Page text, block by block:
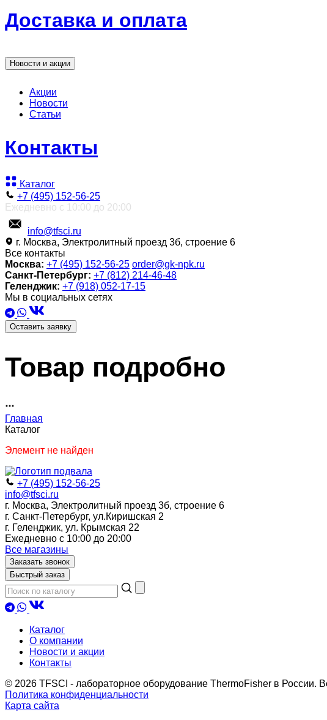
Доставка и оплата
Новости и акции
Акции
Новости
Статьи
Контакты
Каталог
+7 (495) 152-56-25
Ежедневно с 10:00 до 20:00
info@tfsci.ru
г. Москва, Электролитный проезд 3б, строение 6
Все контакты
Москва: +7 (495) 152-56-25 order@gk-npk.ru
Санкт-Петербург: +7 (812) 214-46-48
Геленджик: +7 (918) 052-17-15
Мы в социальных сетях
Оставить заявку
Товар подробно
Главная
Каталог
Элемент не найден
+7 (495) 152-56-25
info@tfsci.ru
г. Москва, Электролитный проезд 3б, строение 6
г. Санкт-Петербург, ул.Киришская 2
г. Геленджик, ул. Крымская 22
Ежедневно с 10:00 до 20:00
Все магазины
Заказать звонок
Быстрый заказ
Каталог
О компании
Новости и акции
Контакты
© 2026 TFSCI - лабораторное оборудование ThermoFisher в России.
Политика конфиденциальности
Карта сайта